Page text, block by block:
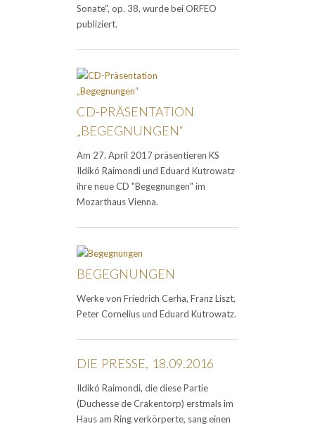
Sonate“, op. 38, wurde bei ORFEO
publiziert.
CD-PRÄSENTATION
„BEGEGNUNGEN“
Am 27. April 2017 präsentieren KS
Ildikó Raimondi und Eduard Kutrowatz
ihre neue CD "Begegnungen" im
Mozarthaus Vienna.
BEGEGNUNGEN
Werke von Friedrich Cerha, Franz Liszt,
Peter Cornelius und Eduard Kutrowatz.
DIE PRESSE, 18.09.2016
Ildikó Raimondi, die diese Partie
(Duchesse de Crakentorp) erstmals im
Haus am Ring verkörperte, sang einen